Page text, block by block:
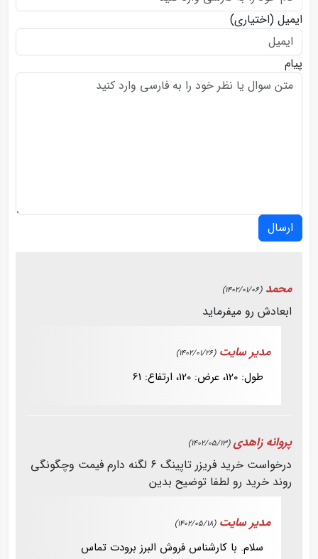
ایمیل (اختیاری)
پیام
ارسال
محمد (1402/01/06)
ابعادش رو میفرماید
مدیر سایت (1402/01/26)
طول: 120، عرض: 120، ارتفاع: 61
پروانه زاهدی (1402/05/13)
درخواست خرید فریزر تاپینگ ۶ لگنه دارم فیمت وچگونگی
روند خرید رو لطفا توضیح بدین
مدیر سایت (1402/05/18)
سلام. با کارشناس فروش البرز برودت تماس